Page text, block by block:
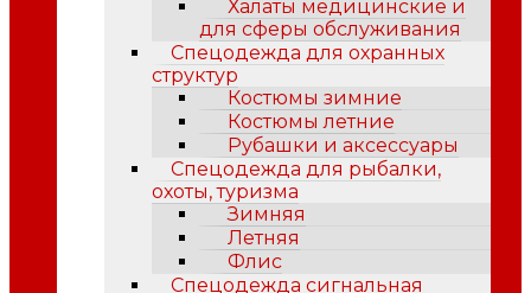
Халаты медицинские и
для сферы обслуживания
Спецодежда для охранных
структур
Костюмы зимние
Костюмы летние
Рубашки и аксессуары
Спецодежда для рыбалки,
охоты, туризма
Зимняя
Летняя
Флис
Спецодежда сигнальная